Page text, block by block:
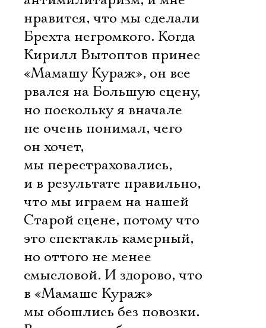
нравится, что мы сделали
Брехта негромкого. Когда
Кирилл Вытоптов принес
«Мамашу Кураж», он все
рвался на Большую сцену,
но поскольку я вначале
не очень понимал, чего
он хочет,
мы перестраховались,
и в результате правильно,
что мы играем на нашей
Старой сцене, потому что
это спектакль камерный,
но оттого не менее
смысловой. И здорово, что
в «Мамаше Кураж»
мы обошлись без повозки.